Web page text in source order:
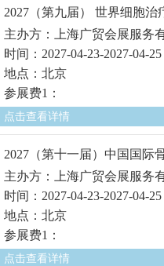
2027（第九届） 世界细胞
主办方：上海广贸会展服务
时间：2027-04-23-2027-04-25
地点：北京
参展费1：
点击查看详情
2027（第十一届）中国国际
主办方：上海广贸会展服务
时间：2027-04-23-2027-04-25
地点：北京
参展费1：
点击查看详情